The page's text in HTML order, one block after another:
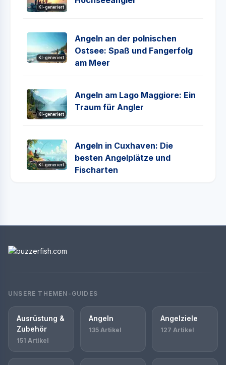
KI-generiert
KI-generiert
Angeln an der polnischen
Ostsee: Spaß und Fangerfolg
am Meer
KI-generiert
Angeln am Lago Maggiore: Ein
Traum für Angler
KI-generiert
Angeln in Cuxhaven: Die
besten Angelplätze und
Fischarten
UNSERE THEMEN-GUIDES
Ausrüstung &
Zubehör
151 Artikel
Angeln
135 Artikel
Angelziele
127 Artikel